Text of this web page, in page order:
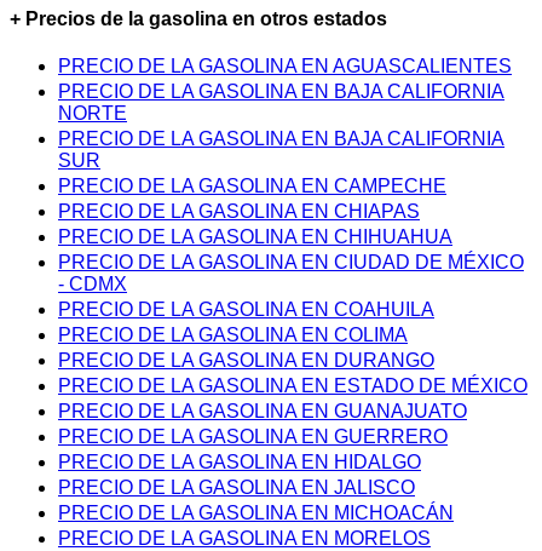
+ Precios de la gasolina en otros estados
PRECIO DE LA GASOLINA EN AGUASCALIENTES
PRECIO DE LA GASOLINA EN BAJA CALIFORNIA
NORTE
PRECIO DE LA GASOLINA EN BAJA CALIFORNIA
SUR
PRECIO DE LA GASOLINA EN CAMPECHE
PRECIO DE LA GASOLINA EN CHIAPAS
PRECIO DE LA GASOLINA EN CHIHUAHUA
PRECIO DE LA GASOLINA EN CIUDAD DE MÉXICO
- CDMX
PRECIO DE LA GASOLINA EN COAHUILA
PRECIO DE LA GASOLINA EN COLIMA
PRECIO DE LA GASOLINA EN DURANGO
PRECIO DE LA GASOLINA EN ESTADO DE MÉXICO
PRECIO DE LA GASOLINA EN GUANAJUATO
PRECIO DE LA GASOLINA EN GUERRERO
PRECIO DE LA GASOLINA EN HIDALGO
PRECIO DE LA GASOLINA EN JALISCO
PRECIO DE LA GASOLINA EN MICHOACÁN
PRECIO DE LA GASOLINA EN MORELOS